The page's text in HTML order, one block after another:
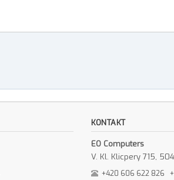
KONTAKT
EO Computers
V. Kl. Klicpery 715,
+420 606 622 826